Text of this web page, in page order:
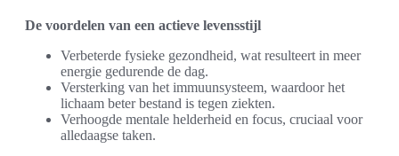
De voordelen van een actieve levensstijl
Verbeterde fysieke gezondheid, wat resulteert in meer
energie gedurende de dag.
Versterking van het immuunsysteem, waardoor het
lichaam beter bestand is tegen ziekten.
Verhoogde mentale helderheid en focus, cruciaal voor
alledaagse taken.